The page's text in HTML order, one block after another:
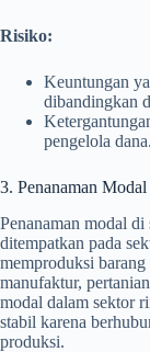
Risiko:
Keuntungan
dibandingkan
pengelola dana.
3. Penanaman
Penanaman modal
ditempatkan pada
memproduksi
manufaktur,
modal dalam sektor
stabil karena
produksi.